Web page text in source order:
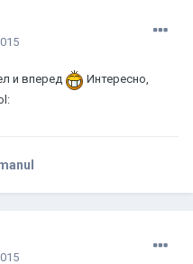
и вперед
Интересно,